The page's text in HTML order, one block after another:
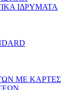
ΙΔΡΥΜΑΤΑ
ΜΕ ΚΑΡΤΕΣ